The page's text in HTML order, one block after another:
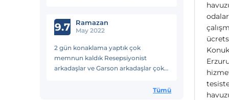
9.7 Ramazan
May 2022
2 gün konaklama yaptık çok
memnun kaldık Resepsiyonist
arkadaşlar ve Garson arkadaşlar çok
Tümü